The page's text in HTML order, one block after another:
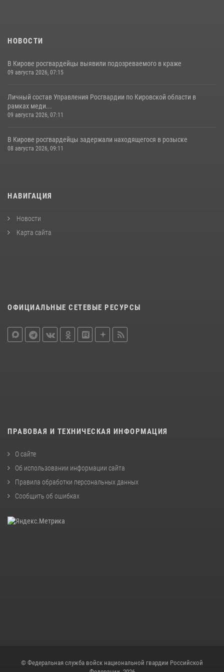
НОВОСТИ
В Кирове росгвардейцы выявили подозреваемого в краже
09 августа 2026, 07:15
Личный состав Управления Росгвардии по Кировской области в
рамках меди...
09 августа 2026, 07:11
В Кирове росгвардейцы задержали находящегося в розыске
08 августа 2026, 09:11
НАВИГАЦИЯ
Новости
Карта сайта
ОФИЦИАЛЬНЫЕ СЕТЕВЫЕ РЕСУРСЫ
ПРАВОВАЯ И ТЕХНИЧЕСКАЯ ИНФОРМАЦИЯ
О сайте
Об использовании информации сайта
Правила обработки персональных данных
Сообщить об ошибках
© Федеральная служба войск национальной гвардии Российской